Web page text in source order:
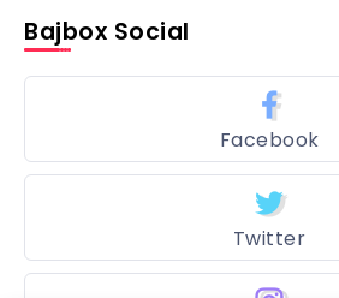
Bajbox Social
Facebook
Twitter